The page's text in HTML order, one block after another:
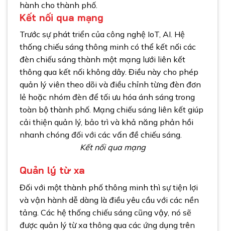
hành cho thành phố.
Kết nối qua mạng
Trước sự phát triển của công nghệ IoT, AI. Hệ
thống chiếu sáng thông minh có thể kết nối các
đèn chiếu sáng thành một mạng lưới liên kết
thông qua kết nối không dây. Điều này cho phép
quản lý viên theo dõi và điều chỉnh từng đèn đơn
lẻ hoặc nhóm đèn để tối ưu hóa ánh sáng trong
toàn bộ thành phố. Mạng chiếu sáng liên kết giúp
cải thiện quản lý, bảo trì và khả năng phản hồi
nhanh chóng đối với các vấn đề chiếu sáng.
Kết nối qua mạng
Quản lý từ xa
Đối với một thành phố thông minh thì sự tiện lợi
và vận hành dễ dàng là điều yêu cầu với các nền
tảng. Các hệ thống chiếu sáng cũng vậy, nó sẽ
được quản lý từ xa thông qua các ứng dụng trên